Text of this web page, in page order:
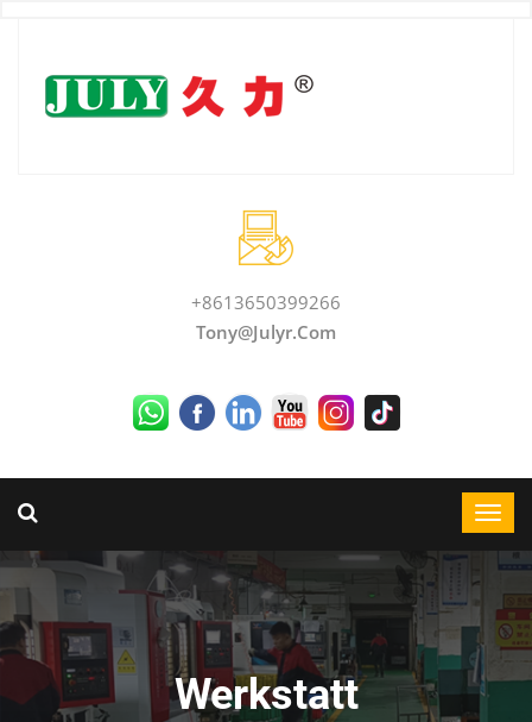
+8613650399266
Tony@julyr.com
Werkstatt